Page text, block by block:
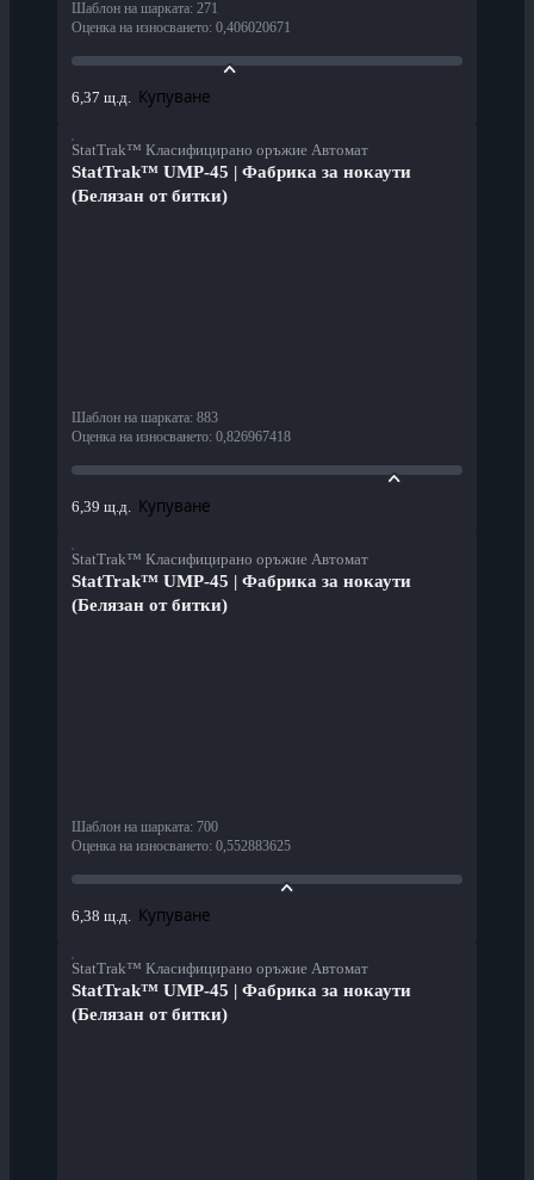
Шаблон на шарката: 271
Оценка на износването: 0,406020671
6,37 щ.д. Купуване
StatTrak™ Класифицирано оръжие Автомат
StatTrak™ UMP-45 | Фабрика за нокаути
(Белязан от битки)
Шаблон на шарката: 883
Оценка на износването: 0,826967418
6,39 щ.д. Купуване
StatTrak™ Класифицирано оръжие Автомат
StatTrak™ UMP-45 | Фабрика за нокаути
(Белязан от битки)
Шаблон на шарката: 700
Оценка на износването: 0,552883625
6,38 щ.д. Купуване
StatTrak™ Класифицирано оръжие Автомат
StatTrak™ UMP-45 | Фабрика за нокаути
(Белязан от битки)